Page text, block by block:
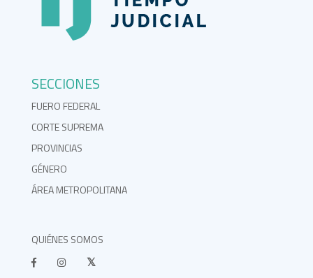
SECCIONES
FUERO FEDERAL
CORTE SUPREMA
PROVINCIAS
GÉNERO
ÁREA METROPOLITANA
QUIÉNES SOMOS